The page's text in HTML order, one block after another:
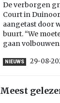
De verborgen
Court in
aangetast door
buurt. “We
gaan
NIEUWS 29-08-
Meest